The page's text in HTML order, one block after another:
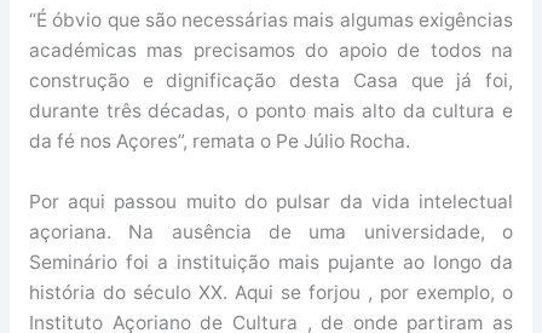
“É óbvio que são necessárias mais algumas exigências
académicas mas precisamos do apoio de todos na
construção e dignificação desta Casa que já foi,
durante três décadas, o ponto mais alto da cultura e
da fé nos Açores”, remata o Pe Júlio Rocha.
Por aqui passou muito do pulsar da vida intelectual
açoriana. Na ausência de uma universidade, o
Seminário foi a instituição mais pujante ao longo da
história do século XX. Aqui se forjou , por exemplo, o
Instituto Açoriano de Cultura , de onde partiram as